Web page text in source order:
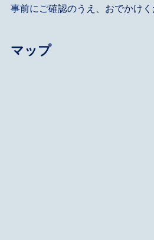
事前にご確認のうえ、おでかけく
マップ